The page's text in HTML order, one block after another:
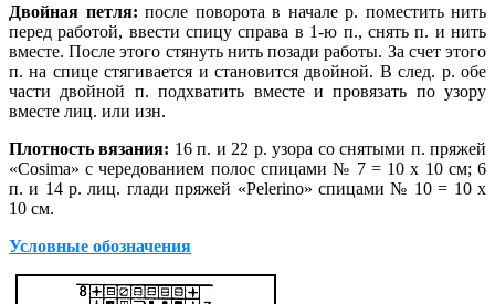
Двойная петля: после поворота в начале р. поместить нить
перед работой, ввести спицу справа в 1-ю п., снять п. и нить
вместе. После этого стянуть нить позади работы. За счет этого
п. на спице стягивается и становится двойной. В след. р. обе
части двойной п. подхватить вместе и провязать по узору
вместе лиц. или изн.
Плотность вязания: 16 п. и 22 р. узора со снятыми п. пряжей
«Cosima» с чередованием полос спицами № 7 = 10 х 10 см; 6
п. и 14 р. лиц. глади пряжей «Pelerino» спицами № 10 = 10 х
10 см.
Условные обозначения